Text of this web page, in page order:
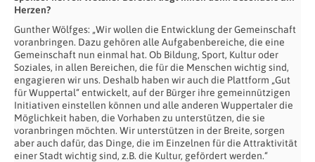
Herzen?
Gunther Wölfges: „Wir wollen die Entwicklung der Gemeinschaft
voranbringen. Dazu gehören alle Aufgabenbereiche, die eine
Gemeinschaft nun einmal hat. Ob Bildung, Sport, Kultur oder
Soziales, in allen Bereichen, die für die Menschen wichtig sind,
engagieren wir uns. Deshalb haben wir auch die Plattform „Gut
für Wuppertal“ entwickelt, auf der Bürger ihre gemeinnützigen
Initiativen einstellen können und alle anderen Wuppertaler die
Möglichkeit haben, die Vorhaben zu unterstützen, die sie
voranbringen möchten. Wir unterstützen in der Breite, sorgen
aber auch dafür, das Dinge, die im Einzelnen für die Attraktivität
einer Stadt wichtig sind, z.B. die Kultur, gefördert werden.“